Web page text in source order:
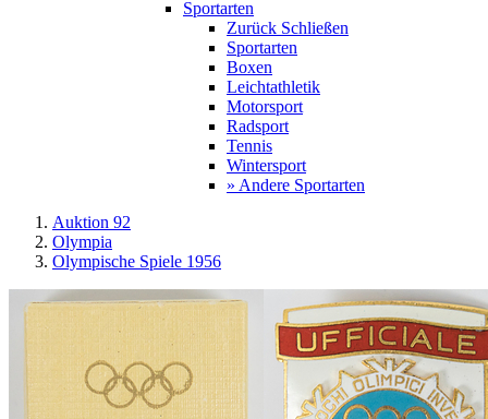
Sportarten
Zurück Schließen
Sportarten
Boxen
Leichtathletik
Motorsport
Radsport
Tennis
Wintersport
» Andere Sportarten
Auktion 92
Olympia
Olympische Spiele 1956